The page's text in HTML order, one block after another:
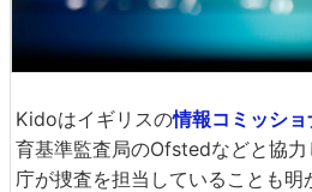
Kidoはイギリスの情報コミッシ
育基準監査局のOfstedなどと協
庁が捜査を担当していることも明